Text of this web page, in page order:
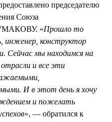
председателю
Союза
«Прошло то
инженер, конструктор
Сейчас мы находимся на
и все эти
И в этот день я хочу
и пожелать
», — обратился к